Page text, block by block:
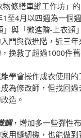
修繕車縫工作坊」
至4月以四週為一個
與「微進階-上衣
門與微進階，近三年
挽救了超過1000件
學會操作成衣使用
為修改師，但找回
造。
調，增加多一些彈性
用縫紉機，也能做